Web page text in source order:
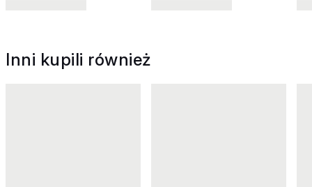
Inni kupili również